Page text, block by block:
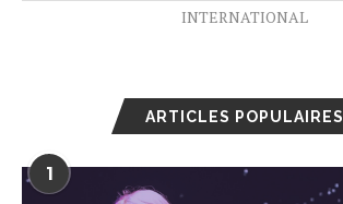
INTERNATIONAL
ARTICLES POPULAIRES
1